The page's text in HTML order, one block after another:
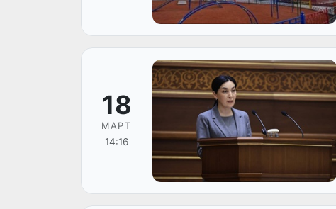
18
МАРТ
14:16